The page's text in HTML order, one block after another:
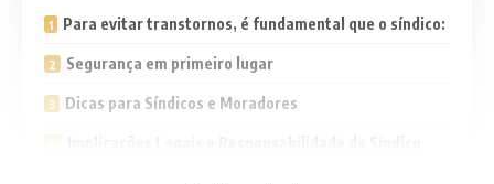
Para evitar transtornos, é fundamental que o síndico:
Segurança em primeiro lugar
Dicas para Síndicos e Moradores